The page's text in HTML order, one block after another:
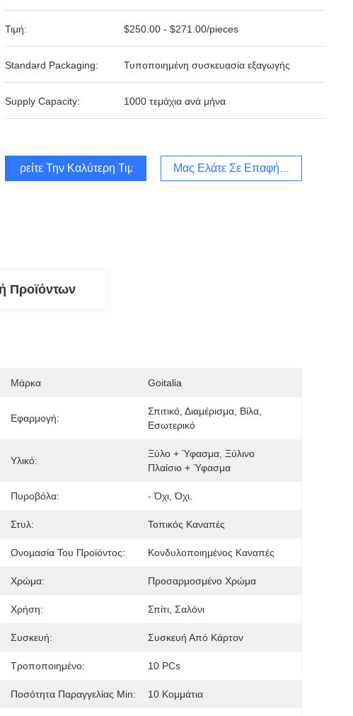
Τιμή: $250.00 - $271.00/pieces
Standard Packaging: Τυποποιημένη συσκευασία εξαγωγής
Supply Capacity: 1000 τεμάχια ανά μήνα
Βρείτε Την Καλύτερη Τιμή Μας Ελάτε Σε Επαφή Με
Προϊόντων
Μάρκα Goitalia
Εφαρμογή:
Σπιτικό, Διαμέρισμα, Βίλα,
Εσωτερικό
Υλικό:
Ξύλο + Ύφασμα, Ξύλινο
Πλαίσιο + Ύφασμα
Πυροβόλα: - Όχι, Όχι.
Στυλ: Τοπικός Καναπές
Ονομασία Του Προϊόντος: Κονδυλοποιημένος Καναπές
Χρώμα: Προσαρμοσμένο Χρώμα
Χρήση: Σπίτι, Σαλόνι
Συσκευή: Συσκευή Από Κάρτον
Τροποποιημένο: 10 PCs
Ποσότητα Παραγγελίας Min: 10 Κομμάτια